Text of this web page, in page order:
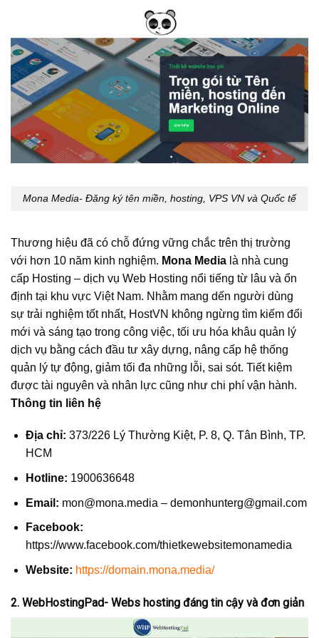
Mona Media- Đăng ký tên miền, hosting, VPS VN và Quốc tế
Thương hiệu đã có chỗ đứng vững chắc trên thị trường
với hơn 10 năm kinh nghiệm. Mona Media là nhà cung
cấp Hosting – dịch vụ Web Hosting nổi tiếng từ lâu và ổn
định tại khu vực Việt Nam. Nhằm mang dến người dùng
sự trải nghiệm tốt nhất, HostVN không ngừng tìm kiếm đổi
mới và sáng tạo trong công việc, tối ưu hóa khâu quản lý
dịch vụ bằng cách đầu tư xây dựng, nâng cấp hệ thống
quản lý tự động, giảm tối đa những lỗi, sai sót. Tiết kiệm
được tài nguyên và nhân lực cũng như chi phí vận hành.
Thông tin liên hệ
Địa chỉ: 373/226 Lý Thường Kiệt, P. 8, Q. Tân Bình, TP.
HCM
Hotline: 1900636648
Email: mon@mona.media – demonhunterg@gmail.com
Facebook:
https://www.facebook.com/thietkewebsitemonamedia
Website: https://domain.mona.media/
2. WebHostingPad- Webs hosting đáng tin cậy và đơn giản